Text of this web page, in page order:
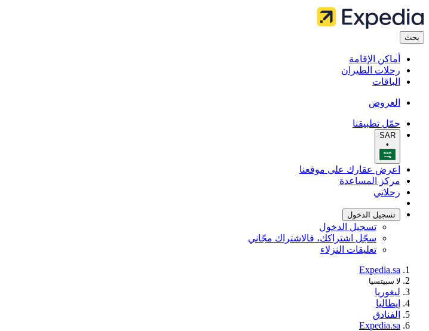
بحث
أماكن الإقامة
رحلات الطيران
الباقات
العروض
حمّل تطبيقنا
SAR
•
اعرض عقارك على موقعنا
مركز المساعدة
رحلاتي
تسجيل الدخول
تسجيل الدخول
سجّل اشتراكك، فالاشتراك مجّاني
تعليقات النزلاء
Expedia.sa
لا سبيتسيا
ليغوريا
إيطاليا
الفنادق
Expedia.sa